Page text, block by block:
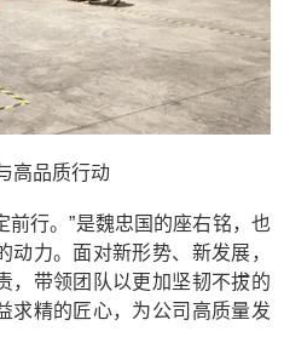
高品质行动
前行。”是魏忠国的座右铭，也
力。面对新形势、新发展，
，带领团队以更加坚韧不拔的
求精的匠心，为公司高质量发